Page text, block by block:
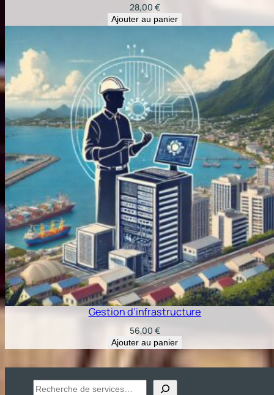
28,00 €
Ajouter au panier
Gestion d’infrastructure
56,00€
Ajouter au panier
Recherche